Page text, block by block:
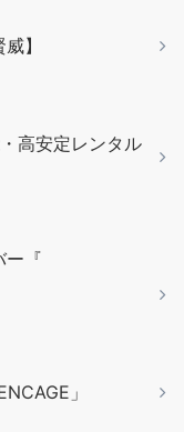
】
高安定レンタル
ー『
」